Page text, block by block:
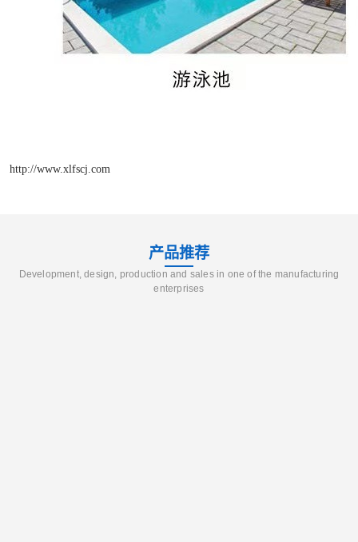
http://www.xlfscj.com
产品推荐
Development, design, production and sales in one of the manufacturing
enterprises